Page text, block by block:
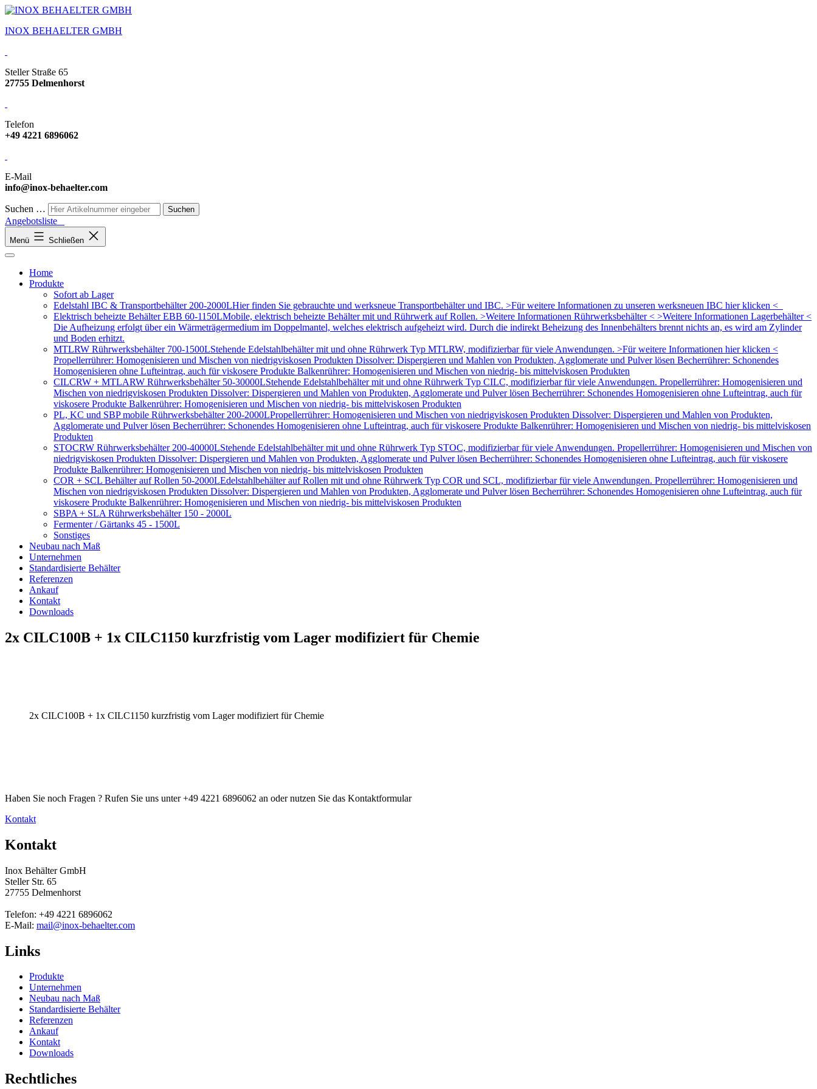
INOX BEHAELTER GMBH
Steller Straße 65
27755 Delmenhorst
Telefon
+49 4221 6896062
E-Mail
info@inox-behaelter.com
Suchen …
Angebotsliste
Menü Schließen
Home
Produkte
Sofort ab Lager
Edelstahl IBC & Transportbehälter 200-2000LHier finden Sie gebrauchte und werksneue Transportbehälter und IBC. >Für weitere Informationen zu unseren werksneuen IBC hier klicken <
Elektrisch beheizte Behälter EBB 60-1150LMobile, elektrisch beheizte Behälter mit und Rührwerk auf Rollen. >Weitere Informationen Rührwerksbehälter < >Weitere Informationen Lagerbehälter <
Die Aufheizung erfolgt über ein Wärmeträgermedium im Doppelmantel, welches elektrisch aufgeheizt wird. Durch die indirekt Beheizung des Innenbehälters brennt nichts an, es wird am Zylinder
und Boden erhitzt.
MTLRW Rührwerksbehälter 700-1500LStehende Edelstahlbehälter mit und ohne Rührwerk Typ MTLRW, modifizierbar für viele Anwendungen. >Für weitere Informationen hier klicken <
Propellerrührer: Homogenisieren und Mischen von niedrigviskosen Produkten Dissolver: Dispergieren und Mahlen von Produkten, Agglomerate und Pulver lösen Becherrührer: Schonendes
Homogenisieren ohne Lufteintrag, auch für viskosere Produkte Balkenrührer: Homogenisieren und Mischen von niedrig- bis mittelviskosen Produkten
CILCRW + MTLARW Rührwerksbehälter 50-30000LStehende Edelstahlbehälter mit und ohne Rührwerk Typ CILC, modifizierbar für viele Anwendungen. Propellerrührer: Homogenisieren und
Mischen von niedrigviskosen Produkten Dissolver: Dispergieren und Mahlen von Produkten, Agglomerate und Pulver lösen Becherrührer: Schonendes Homogenisieren ohne Lufteintrag, auch für
viskosere Produkte Balkenrührer: Homogenisieren und Mischen von niedrig- bis mittelviskosen Produkten
PL, KC und SBP mobile Rührwerksbehälter 200-2000LPropellerrührer: Homogenisieren und Mischen von niedrigviskosen Produkten Dissolver: Dispergieren und Mahlen von Produkten,
Agglomerate und Pulver lösen Becherrührer: Schonendes Homogenisieren ohne Lufteintrag, auch für viskosere Produkte Balkenrührer: Homogenisieren und Mischen von niedrig- bis mittelviskosen
Produkten
STOCRW Rührwerksbehälter 200-40000LStehende Edelstahlbehälter mit und ohne Rührwerk Typ STOC, modifizierbar für viele Anwendungen. Propellerrührer: Homogenisieren und Mischen von
niedrigviskosen Produkten Dissolver: Dispergieren und Mahlen von Produkten, Agglomerate und Pulver lösen Becherrührer: Schonendes Homogenisieren ohne Lufteintrag, auch für viskosere
Produkte Balkenrührer: Homogenisieren und Mischen von niedrig- bis mittelviskosen Produkten
COR + SCL Behälter auf Rollen 50-2000LEdelstahlbehälter auf Rollen mit und ohne Rührwerk Typ COR und SCL, modifizierbar für viele Anwendungen. Propellerrührer: Homogenisieren und
Mischen von niedrigviskosen Produkten Dissolver: Dispergieren und Mahlen von Produkten, Agglomerate und Pulver lösen Becherrührer: Schonendes Homogenisieren ohne Lufteintrag, auch für
viskosere Produkte Balkenrührer: Homogenisieren und Mischen von niedrig- bis mittelviskosen Produkten
SBPA + SLA Rührwerksbehälter 150 - 2000L
Fermenter / Gärtanks 45 - 1500L
Sonstiges
Neubau nach Maß
Unternehmen
Standardisierte Behälter
Referenzen
Ankauf
Kontakt
Downloads
2x CILC100B + 1x CILC1150 kurzfristig vom Lager modifiziert für Chemie
2x CILC100B + 1x CILC1150 kurzfristig vom Lager modifiziert für Chemie
Haben Sie noch Fragen ? Rufen Sie uns unter +49 4221 6896062 an oder nutzen Sie das Kontaktformular
Kontakt
Kontakt
Inox Behälter GmbH
Steller Str. 65
27755 Delmenhorst
Telefon: +49 4221 6896062
E-Mail: mail@inox-behaelter.com
Links
Produkte
Unternehmen
Neubau nach Maß
Standardisierte Behälter
Referenzen
Ankauf
Kontakt
Downloads
Rechtliches